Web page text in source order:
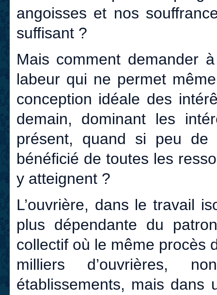
angoisses et nos
suffisant ?
Mais comment demander
labeur qui ne permet
conception idéale des
demain, dominant les
présent, quand si peu de
bénéficié de toutes les
y atteignent ?
L’ouvrière, dans le travail
plus dépendante du
collectif où le même procès
milliers d’ouvrières,
établissements, mais dans